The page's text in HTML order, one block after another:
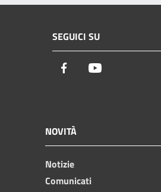
SEGUICI SU
Facebook
NOVITÀ
Notizie
Comunicati